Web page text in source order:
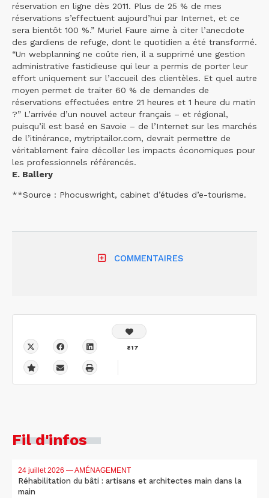
réservation en ligne dès 2011. Plus de 25 % de mes
réservations s’effectuent aujourd’hui par Internet, et ce
sera bientôt 100 %.” Muriel Faure aime à citer l’anecdote
des gardiens de refuge, dont le quotidien a été transformé.
“Un webplanning ne coûte rien, il a supprimé une gestion
administrative fastidieuse qui leur a permis de porter leur
effort uniquement sur l’accueil des clientèles. Et quel autre
moyen permet de traiter 60 % de demandes de
réservations effectuées entre 21 heures et 1 heure du matin
?” L’arrivée d’un nouvel acteur français – et régional,
puisqu’il est basé en Savoie – de l’Internet sur les marchés
de l’itinérance, mytriptailor.com, devrait permettre de
véritablement faire décoller les impacts économiques pour
les professionnels référencés.
E. Ballery
**Source : Phocuswright, cabinet d’études d’e-tourisme.
COMMENTAIRES
817
Fil d'infos
24 juillet 2026 — AMÉNAGEMENT
Réhabilitation du bâti : artisans et architectes main dans la
main